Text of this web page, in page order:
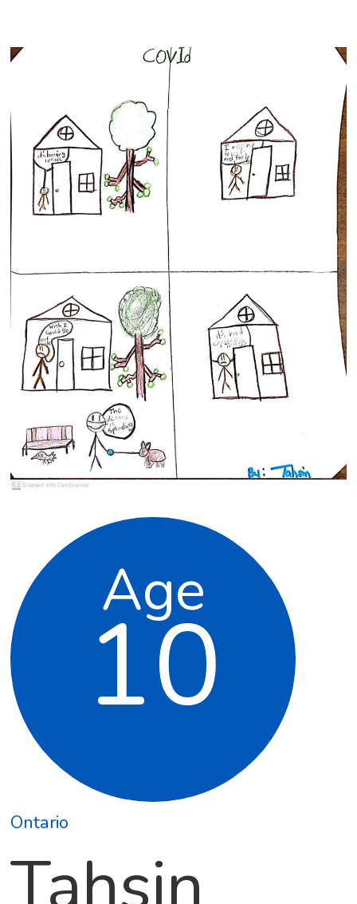
Age
10
Ontario